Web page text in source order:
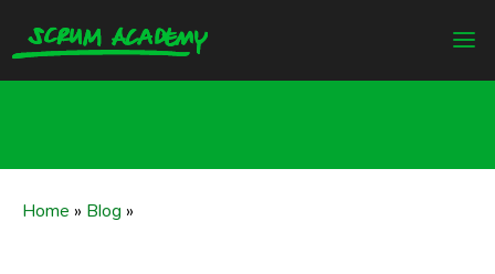
Home » Blog »